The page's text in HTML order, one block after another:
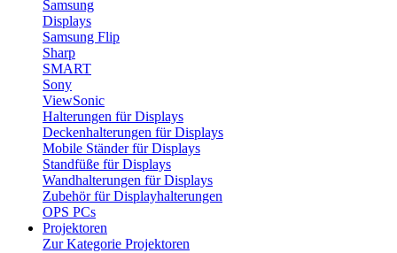
Samsung
Displays
Samsung Flip
Sharp
SMART
Sony
ViewSonic
Halterungen für Displays
Deckenhalterungen für Displays
Mobile Ständer für Displays
Standfüße für Displays
Wandhalterungen für Displays
Zubehör für Displayhalterungen
OPS PCs
Projektoren
Zur Kategorie Projektoren